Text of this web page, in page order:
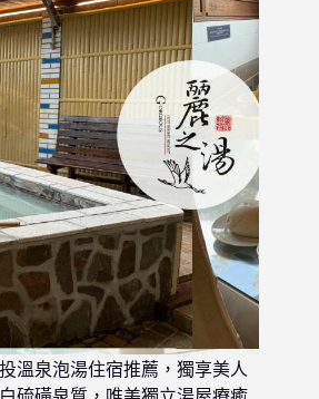
溫泉泡湯住宿推薦，獨享美人